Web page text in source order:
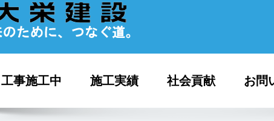
工事施工中 施工実績 社会貢献 お問